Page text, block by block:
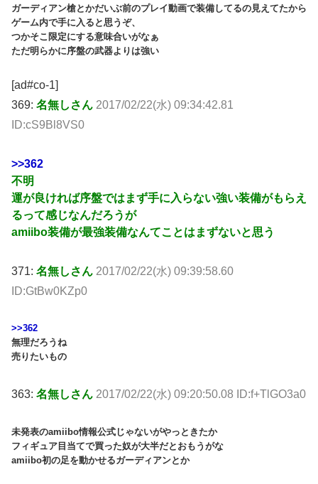
ガーディアン槍とかだいぶ前のプレイ動画で装備してるの見えてたから
ゲーム内で手に入ると思うぞ、
つかそこ限定にする意味合いがなぁ
ただ明らかに序盤の武器よりは強い
[ad#co-1]
369: 名無しさん 2017/02/22(水) 09:34:42.81
ID:cS9Bl8VS0
>>362
不明
運が良ければ序盤ではまず手に入らない強い装備がもらえ
るって感じなんだろうが
amiibo装備が最強装備なんてことはまずないと思う
371: 名無しさん 2017/02/22(水) 09:39:58.60
ID:GtBw0KZp0
>>362
無理だろうね
売りたいもの
363: 名無しさん 2017/02/22(水) 09:20:50.08 ID:f+TlGO3a0
未発表のamiibo情報公式じゃないがやっときたか
フィギュア目当てで買った奴が大半だとおもうがな
amiibo初の足を動かせるガーディアンとか